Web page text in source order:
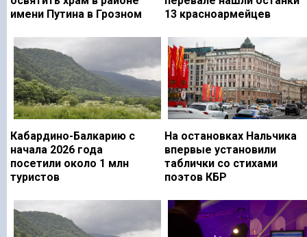
имени Путина в Грозном
13 красноармейцев
Кабардино-Балкарию с
начала 2026 года
посетили около 1 млн
туристов
На остановках Нальчика
впервые установили
таблички со стихами
поэтов КБР